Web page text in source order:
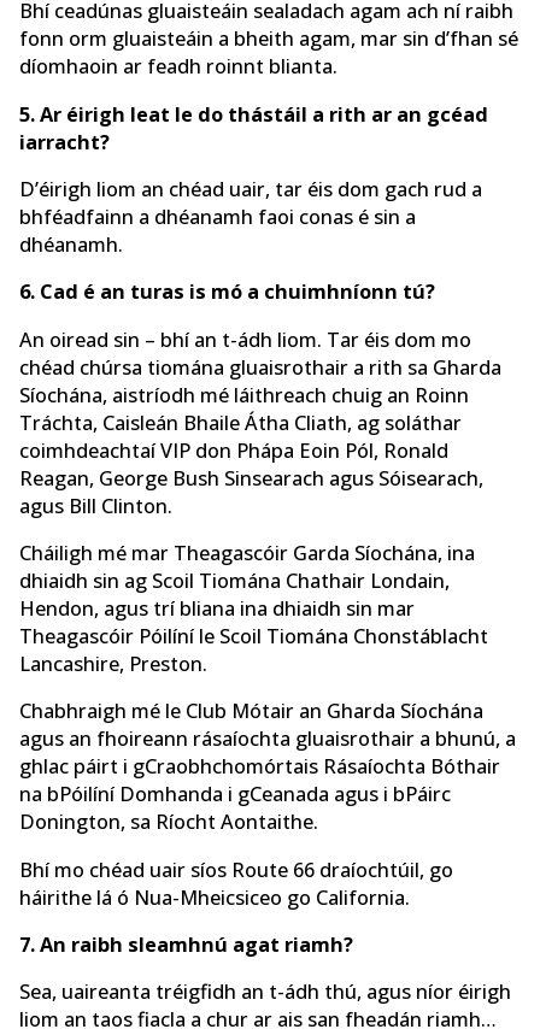
Bhí ceadúnas gluaisteáin sealadach agam ach ní raibh
fonn orm gluaisteáin a bheith agam, mar sin d’fhan sé
díomhaoin ar feadh roinnt blianta.
5. Ar éirigh leat le do thástáil a rith ar an gcéad
iarracht?
D’éirigh liom an chéad uair, tar éis dom gach rud a
bhféadfainn a dhéanamh faoi conas é sin a
dhéanamh.
6. Cad é an turas is mó a chuimhníonn tú?
An oiread sin – bhí an t-ádh liom. Tar éis dom mo
chéad chúrsa tiomána gluaisrothair a rith sa Gharda
Síochána, aistríodh mé láithreach chuig an Roinn
Tráchta, Caisleán Bhaile Átha Cliath, ag soláthar
coimhdeachtaí VIP don Phápa Eoin Pól, Ronald
Reagan, George Bush Sinsearach agus Sóisearach,
agus Bill Clinton.
Cháiligh mé mar Theagascóir Garda Síochána, ina
dhiaidh sin ag Scoil Tiomána Chathair Londain,
Hendon, agus trí bliana ina dhiaidh sin mar
Theagascóir Póilíní le Scoil Tiomána Chonstáblacht
Lancashire, Preston.
Chabhraigh mé le Club Mótair an Gharda Síochána
agus an fhoireann rásaíochta gluaisrothair a bhunú, a
ghlac páirt i gCraobhchomórtais Rásaíochta Bóthair
na bPóilíní Domhanda i gCeanada agus i bPáirc
Donington, sa Ríocht Aontaithe.
Bhí mo chéad uair síos Route 66 draíochtúil, go
háirithe lá ó Nua-Mheicsiceo go California.
7. An raibh sleamhnú agat riamh?
Sea, uaireanta tréigfidh an t-ádh thú, agus níor éirigh
liom an taos fiacla a chur ar ais san fheadán riamh…